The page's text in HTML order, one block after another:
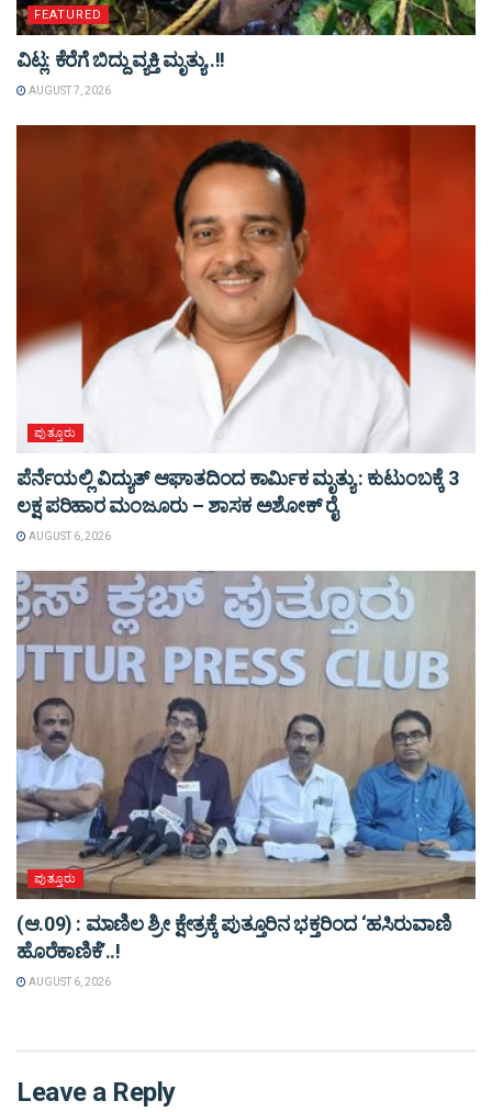
FEATURED
ವಿಟ್ಲ: ಕೆರೆಗೆ ಬಿದ್ದು ವ್ಯಕ್ತಿ ಮೃತ್ಯು..!!
AUGUST 7, 2026
ಪುತ್ತೂರು
ಪೆರ್ನೆಯಲ್ಲಿ ವಿದ್ಯುತ್ ಆಘಾತದಿಂದ ಕಾರ್ಮಿಕ ಮೃತ್ಯು : ಕುಟುಂಬಕ್ಕೆ 3
ಲಕ್ಷ ಪರಿಹಾರ ಮಂಜೂರು – ಶಾಸಕ ಅಶೋಕ್ ರೈ
AUGUST 6, 2026
ಪುತ್ತೂರು
(ಆ.09) : ಮಾಣಿಲ ಶ್ರೀ ಕ್ಷೇತ್ರಕ್ಕೆ ಪುತ್ತೂರಿನ ಭಕ್ತರಿಂದ ‘ಹಸಿರುವಾಣಿ
ಹೊರೆಕಾಣಿಕೆ’..!
AUGUST 6, 2026
Leave a Reply